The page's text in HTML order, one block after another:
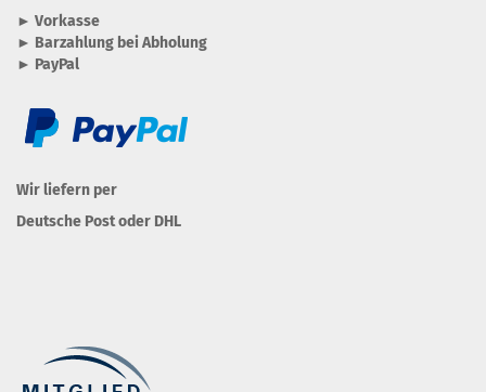
► Vorkasse
► Barzahlung bei Abholung
► PayPal
Wir liefern per
Deutsche Post oder DHL